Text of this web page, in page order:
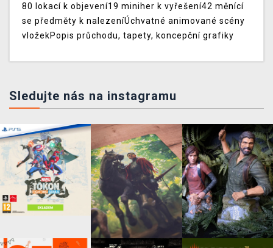
80 lokací k objevení19 miniher k vyřešení42 měnící
se předměty k nalezeníÚchvatné animované scény
vložekPopis průchodu, tapety, koncepční grafiky
Sledujte nás na instagramu